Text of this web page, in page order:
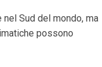
Sud del mondo, ma
possono